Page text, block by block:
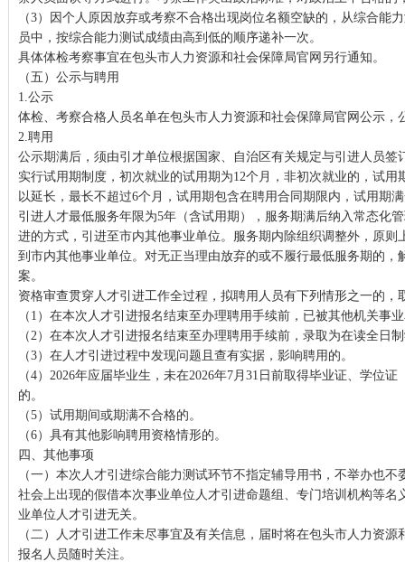
（3）因个人原因放弃或考察不合格出现岗位名额空缺的，从综合能
员中，按综合能力测试成绩由高到低的顺序递补一次。
具体体检考察事宜在包头市人力资源和社会保障局官网另行通知。
（五）公示与聘用
1.公示
体检、考察合格人员名单在包头市人力资源和社会保障局官网公示，
2.聘用
公示期满后，须由引才单位根据国家、自治区有关规定与引进人员签
实行试用期制度，初次就业的试用期为12个月，非初次就业的，试用
以延长，最长不超过6个月，试用期包含在聘用合同期限内，试用期
引进人才最低服务年限为5年（含试用期），服务期满后纳入常态化
进的方式，引进至市内其他事业单位。服务期内除组织调整外，原则
到市内其他事业单位。对无正当理由放弃的或不履行最低服务期的，
案。
资格审查贯穿人才引进工作全过程，拟聘用人员有下列情形之一的，
（1）在本次人才引进报名结束至办理聘用手续前，已被其他机关事
（2）在本次人才引进报名结束至办理聘用手续前，录取为在读全日
（3）在人才引进过程中发现问题且查有实据，影响聘用的。
（4）2026年应届毕业生，未在2026年7月31日前取得毕业证、学位
的。
（5）试用期间或期满不合格的。
（6）具有其他影响聘用资格情形的。
四、其他事项
（一）本次人才引进综合能力测试环节不指定辅导用书，不举办也
社会上出现的假借本次事业单位人才引进命题组、专门培训机构等名
业单位人才引进无关。
（二）人才引进工作未尽事宜及有关信息，届时将在包头市人力资
报名人员随时关注。